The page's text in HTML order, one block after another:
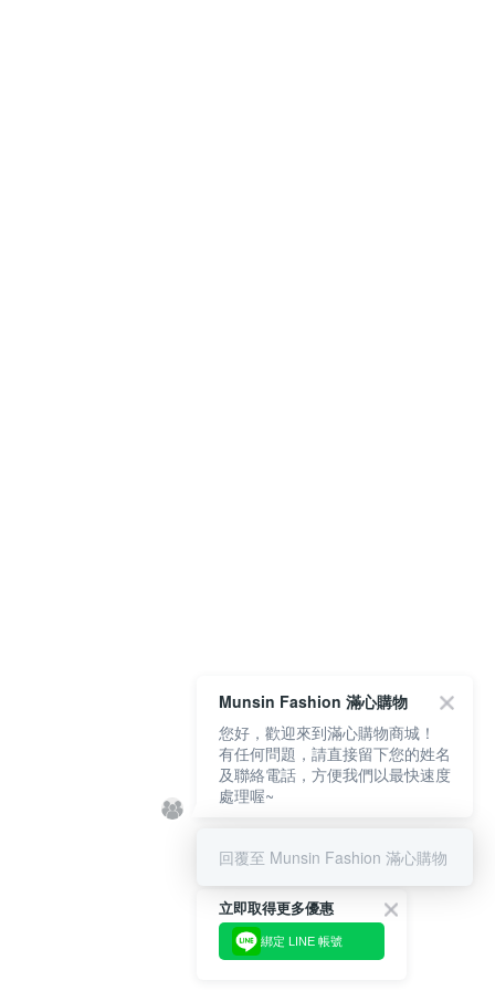
立即取得更多優惠
綁定 LINE 帳號
Munsin Fashion 滿心購物
您好，歡迎來到滿心購物商城！
有任何問題，請直接留下您的姓名
及聯絡電話，方便我們以最快速度
處理喔~
回覆至 Munsin Fashion 滿心購物